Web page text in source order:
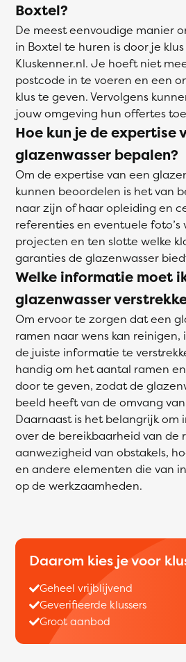
Boxtel?
De meest eenvoudige manier
in Boxtel te huren is door je
Kluskenner.nl. Je hoeft niet
postcode in te voeren en een
klus te geven. Vervolgens
jouw omgeving hun offertes
Hoe kun je de expertise
glazenwasser bepalen?
Om de expertise van een
kunnen beoordelen is het van
naar zijn of haar opleiding en
referenties en eventuele foto’s
projecten en ten slotte welke
garanties de glazenwasser
Welke informatie moet
glazenwasser
Om ervoor te zorgen dat een
ramen naar wens kan reinigen,
de juiste informatie te
handig om het aantal ramen
door te geven, zodat de
beeld heeft van de omvang
Daarnaast is het belangrijk om
over de bereikbaarheid van de
aanwezigheid van obstakels,
en andere elementen die van
op de werkzaamheden.
Daarom kies je voor
Geheel vrijblijvend
Geverifieerde klussers
Groot aanbod